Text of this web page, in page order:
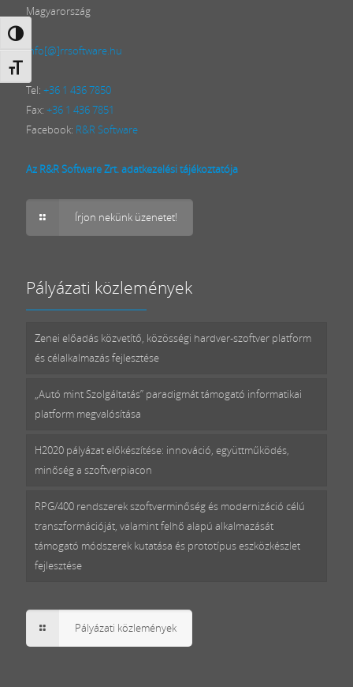
Nagy kontraszt váltása
Betűméret váltása
Magyarország
info[@]rrsoftware.hu
Tel: +36 1 436 7850
Fax: +36 1 436 7851
Facebook: R&R Software
Az R&R Software Zrt. adatkezelési tájékoztatója
Írjon nekünk üzenetet!
Pályázati közlemények
Zenei előadás közvetítő, közösségi hardver-szoftver platform
és célalkalmazás fejlesztése
„Autó mint Szolgáltatás” paradigmát támogató informatikai
platform megvalósítása
H2020 pályázat előkészítése: innováció, együttműködés,
minőség a szoftverpiacon
RPG/400 rendszerek szoftverminőség és modernizáció célú
transzformációját, valamint felhő alapú alkalmazását
támogató módszerek kutatása és prototípus eszközkészlet
fejlesztése
Pályázati közlemények